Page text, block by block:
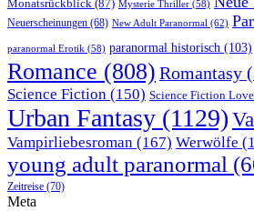
Monatsrückblick (87) Mysterie Thriller (58)
Neuerscheinungen (68) New Adult Paranormal (62)
paranormal Erotik (58) paranormal historisch (103)
Romance (808) Romantasy
Science Fiction (150) Science Fiction
Urban Fantasy (1129)
Vampirliebesroman (167) Werwölfe
young adult paranormal
Zeitreise (70)
Meta